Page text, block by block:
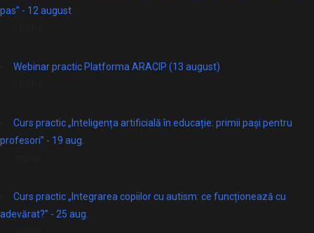
pas” - 12 august
Webinar practic Platforma ARACIP (13 august)
Curs practic „Inteligența artificială în educație: primii pași pentru
profesori” - 19 aug.
Curs practic „Integrarea copiilor cu autism: ce funcționează cu
adevărat?” - 25 aug.